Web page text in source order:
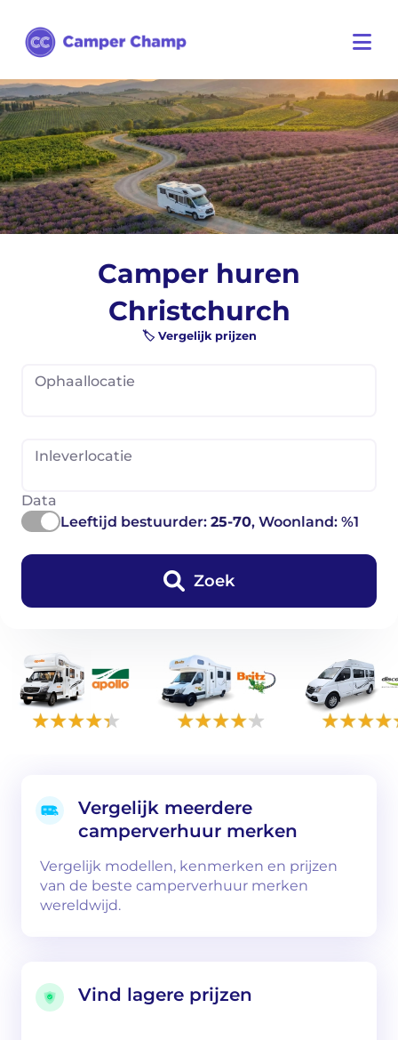
Camper huren
Christchurch
🏷️ Vergelijk prijzen
Ophaallocatie
Inleverlocatie
Data
Leeftijd bestuurder: 25-70, Woonland: %1
Zoek
Vergelijk meerdere
camperverhuur merken
Vergelijk modellen, kenmerken en prijzen
van de beste camperverhuur merken
wereldwijd.
Vind lagere prijzen